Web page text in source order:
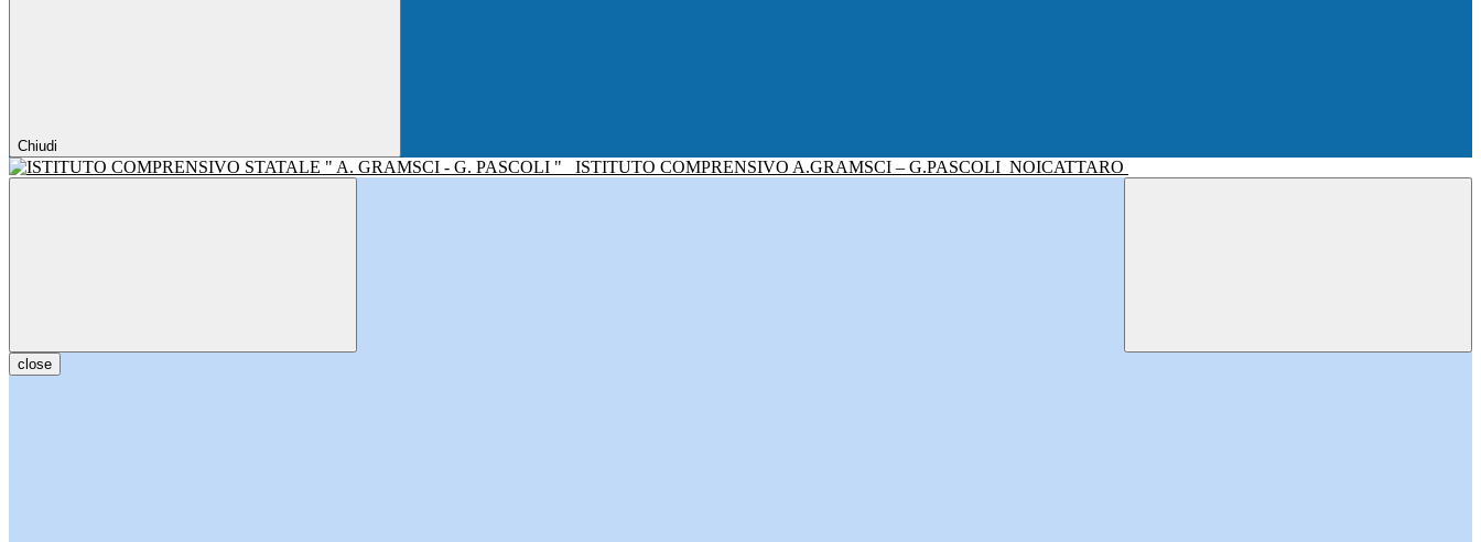
Chiudi
ISTITUTO COMPRENSIVO A.GRAMSCI – G.PASCOLI NOICATTARO
close